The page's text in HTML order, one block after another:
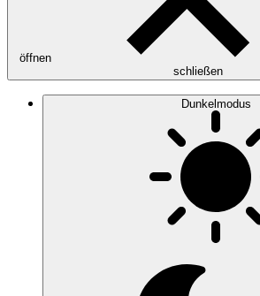
öffnen
schließen
Dunkelmodus